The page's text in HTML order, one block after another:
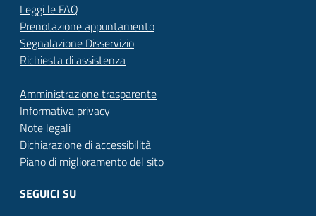
Leggi le FAQ
Prenotazione appuntamento
Segnalazione Disservizio
Richiesta di assistenza
Amministrazione trasparente
Informativa privacy
Note legali
Dichiarazione di accessibilità
Piano di miglioramento del sito
SEGUICI SU